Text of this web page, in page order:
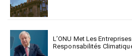
L’ONU Met Les
Responsabilités